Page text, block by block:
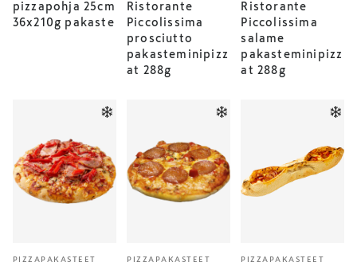
pizzapohja 25cm
36x210g pakaste
Ristorante
Piccolissima
prosciutto
pakasteminipizz
at 288g
Ristorante
Piccolissima
salame
pakasteminipizz
at 288g
PIZZAPAKASTEET PIZZAPAKASTEET PIZZAPAKASTEET